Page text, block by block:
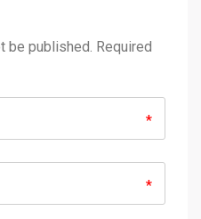
be published. Required
*
*